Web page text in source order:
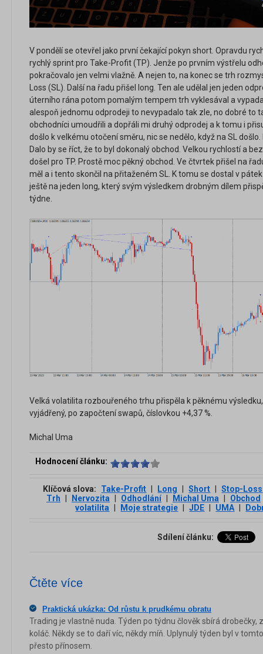
V pondělí se otevřel jako první čekající pokyn short. Opravdu
rychlý sprint pro Take-Profit (TP). Jenže po prvním výstřelu
pokračovalo jen velmi vlažně. A nejen to, na konec se trh
Loss (SL). Další na řadu přišel long. Ten ale udělal jen jeden
úterního rána potom pomalým tempem trh vyklesával a
alespoň jednomu odprodeji to nevypadalo tak zle, no dobré to
obchodníci umoudřili a dopřáli mi druhý odprodej a k tomu i
došlo k velkému otočení směru, nic se nedělo, když na SL
Dalo by se říct, že to byl dokonalý obchod. Velkou rychlostí a
došel pro TP. Prostě moc pěkný obchod. Ve čtvrtek přišel na
měl a i tento skončil na přitaženém SL. K tomu se dostal v
ještě na jeden long, který svým výsledkem drobným dílem
týdne.
Velká volatilita rozbouřeného trhu přispěla k pěknému
vyjádřený, po započtení swapů, číslovkou +4,37 %.
Michal Uma
Hodnocení článku:
Klíčová slova: Take-Profit Long Short
Stop-Loss
Trh
Nervozita Odhodlání Michal Uma
Obchod
volatilita
Moje strategie JDE UMA
Sdílení článku:
Čtěte více
Praktická ukázka: Od růstu k prudkému obratu
Trading je vlastně nuda. Týden po týdnu člověk sbírá drobečky,
koláč. Někdy se to daří víc, někdy míň. Uplynulý týden byl v
přesto přínosem.